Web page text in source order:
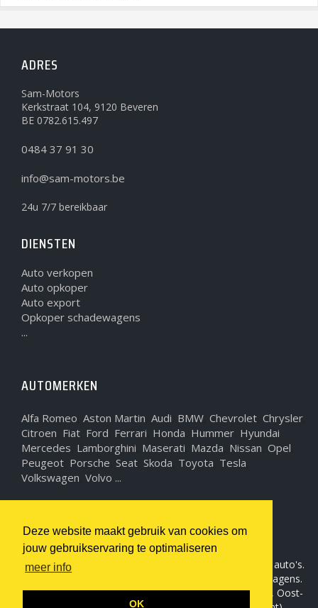
Deze website maakt gebruik van cookies om
jouw gebruikservaring te optimaliseren
meer info
OK
ADRES
Sam-Motors
Kerkstraat 104, 9120 Beveren
BE 0782.615.497
0484 37 91 30
info@sam-motors.be
24u 7/7 bereikbaar
DIENSTEN
Auto verkopen
Auto opkoper
Auto export
Opkoper schadewagens
...
AUTOMERKEN
Alfa Romeo Aston Martin Audi BMW Chevrolet Chrysler
Citroen Fiat Ford Ferrari Honda Hummer Hyundai
Mercedes Lamborghini Maserati Mazda Nissan Opel
Peugeot Porsche Seat Skoda Toyota Tesla
Volkswagen Volvo ...
WIJ KOPEN AUTO'S
Sam-motors, uw specialist in aankoop en verkoop van auto's.
Wij kopen als auto opkoper alle automerken en type wagens.
Wij zijn actief in de alle vlaamse provincies (Antwerpen, Oost-